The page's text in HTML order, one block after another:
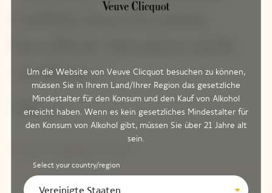
Um die Website von Veuve Clicquot besuchen zu können,
müssen Sie in Ihrem Land/Ihrer Region das gesetzliche
Mindestalter für den Konsum und den Kauf von Alkohol
erreicht haben. Wenn es kein gesetzliches Mindestalter für
den Konsum von Alkohol gibt, müssen Sie über 21 Jahre alt
sein.
Select your country/region
Vereinigte Staaten